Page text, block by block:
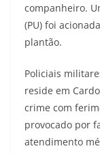
companheiro.
(PU) foi
plantão.
Policiais
reside em
crime com
provocado por
atendimento